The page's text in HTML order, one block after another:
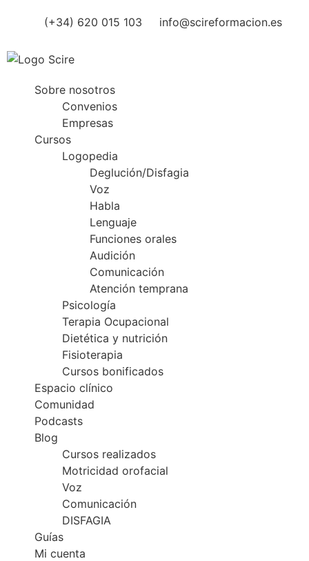
(+34) 620 015 103 info@scireformacion.es
Sobre nosotros
Convenios
Empresas
Cursos
Logopedia
Deglución/Disfagia
Voz
Habla
Lenguaje
Funciones orales
Audición
Comunicación
Atención temprana
Psicología
Terapia Ocupacional
Dietética y nutrición
Fisioterapia
Cursos bonificados
Espacio clínico
Comunidad
Podcasts
Blog
Cursos realizados
Motricidad orofacial
Voz
Comunicación
DISFAGIA
Guías
Mi cuenta